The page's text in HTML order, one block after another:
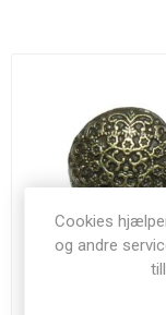
Cookies
og andre